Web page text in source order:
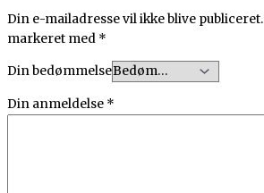
Din e-mailadresse vil ikke blive publiceret.
markeret med *
Din bedømmelse
Din anmeldelse *